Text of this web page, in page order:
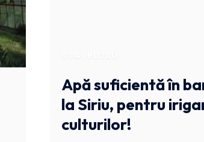
Apă suficientă în
la Siriu, pentru
culturilor!